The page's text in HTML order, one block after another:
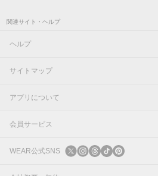
関連サイト・ヘルプ
ヘルプ
サイトマップ
アプリについて
会員サービス
ログイン
WEAR公式SNS